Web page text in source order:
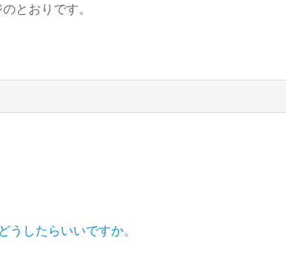
とおりです。
したらいいですか。